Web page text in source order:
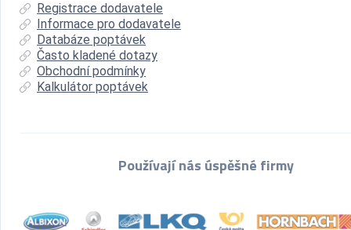
Registrace dodavatele
Informace pro dodavatele
Databáze poptávek
Často kladené dotazy
Obchodní podmínky
Kalkulátor poptávek
Používají nás úspěšné firmy